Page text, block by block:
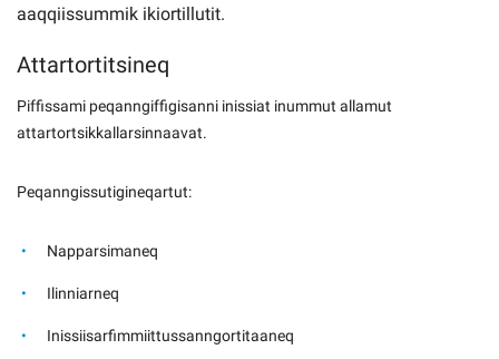
aaqqiissummik ikiortillutit.
Attartortitsineq
Piffissami peqanngiffigisanni inissiat inummut allamut
attartortsikkallarsinnaavat.
Peqanngissutigineqartut:
Napparsimaneq
Ilinniarneq
Inissiisarfimmiittussanngortitaaneq